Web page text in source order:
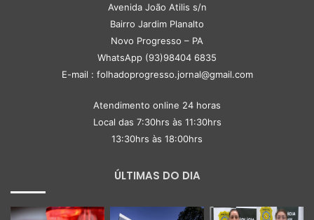
Avenida João Atilis s/n
Bairro Jardim Planalto
Novo Progresso – PA
WhatsApp (93)98404 6835
E-mail : folhadoprogresso.jornal@gmail.com
Atendimento online 24 horas
Local das 7:30hrs às 11:30hrs
13:30hrs às 18:00hrs
ÚLTIMAS DO DIA